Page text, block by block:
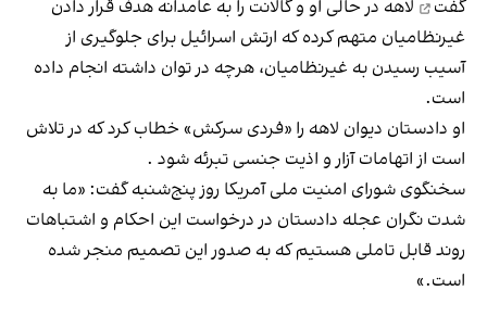
گفت
لاهه در حالی او و گالانت را به عامدانه هدف قرار دادن
غیرنظامیان متهم کرده که ارتش اسرائیل برای جلوگیری از
آسیب رسیدن به غیرنظامیان، هرچه در توان داشته انجام داده
است.
او دادستان دیوان لاهه را «فردی سرکش» خطاب کرد که در تلاش
است از اتهامات آزار و اذیت جنسی تبرئه شود .
سخنگوی شورای امنیت ملی آمریکا روز پنج‌شنبه گفت: «ما به
شدت نگران عجله دادستان در درخواست این احکام و اشتباهات
روند قابل‌ تاملی هستیم که به صدور این تصمیم منجر شده
است.»